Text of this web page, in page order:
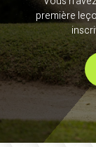
première